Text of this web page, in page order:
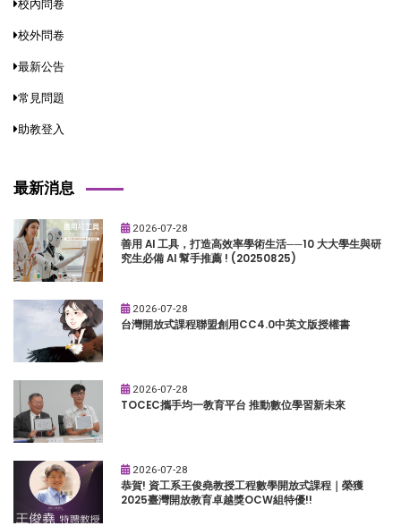
校內問卷
校外問卷
最新公告
常見問題
助教登入
最新消息
2026-07-28
善用 AI 工具，打造高效率學術生活──10 大大學生與研
究生必備 AI 幫手推薦 ! (20250825)
2026-07-28
台灣開放式課程聯盟創用CC4.0中英文版授權書
2026-07-28
TOCEC攜手均一教育平台 推動數位學習新未來
2026-07-28
恭賀! 資工系王俊堯教授工程數學開放式課程｜榮獲
2025臺灣開放教育卓越獎OCW組特優!!